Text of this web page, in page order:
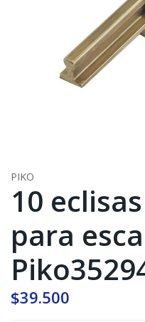
PIKO
10
para
$39.500